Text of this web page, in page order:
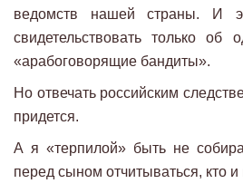
ведомств нашей страны. И
свидетельствовать только
«арабоговорящие бандиты».
Но отвечать российским
придется.
А я «терпилой» быть не
перед сыном отчитываться, кто и